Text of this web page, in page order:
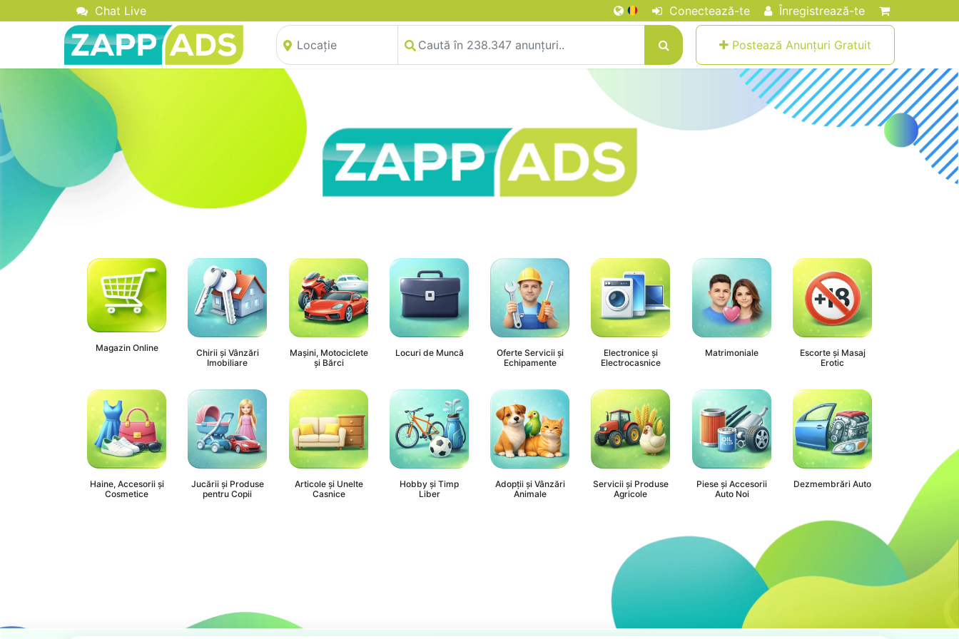
Chat Live Conectează-te Înregistrează-te
Postează Anunțuri Gratuit
Magazin Online
Chirii și Vânzări
Imobiliare
Mașini, Motociclete
și Bărci
Locuri de Muncă
Oferte Servicii și
Echipamente
Electronice și
Electrocasnice
Matrimoniale
Escorte și Masaj
Erotic
Haine, Accesorii și
Cosmetice
Jucării și Produse
pentru Copii
Articole și Unelte
Casnice
Hobby și Timp
Liber
Adopții și Vânzări
Animale
Servicii și Produse
Agricole
Piese și Accesorii
Auto Noi
Dezmembrări Auto